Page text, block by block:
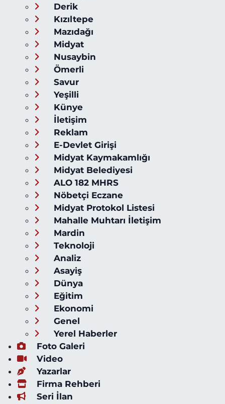
Derik
Kızıltepe
Mazıdağı
Midyat
Nusaybin
Ömerli
Savur
Yeşilli
Künye
İletişim
Reklam
E-Devlet Girişi
Midyat Kaymakamlığı
Midyat Belediyesi
ALO 182 MHRS
Nöbetçi Eczane
Midyat Protokol Listesi
Mahalle Muhtarı İletişim
Mardin
Teknoloji
Analiz
Asayiş
Dünya
Eğitim
Ekonomi
Genel
Yerel Haberler
Foto Galeri
Video
Yazarlar
Firma Rehberi
Seri İlan